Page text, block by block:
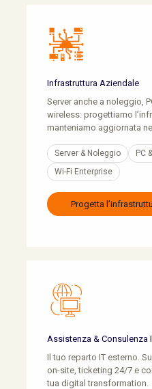
Infrastruttura Aziendale
Server anche a noleggio,
wireless: progettiamo
manteniamo aggiornata
Server & Noleggio PC
Wi-Fi Enterprise
Progetta
Assistenza & Consulenza
Il tuo reparto IT esterno.
on-site, ticketing 24/7 e
tua digital transformation.